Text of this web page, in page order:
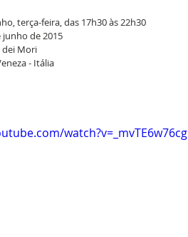
terça-feira, das 17h30 às 22h30
junho de 2015
dei Mori
- Itália
watch?v=_mvTE6w76cg